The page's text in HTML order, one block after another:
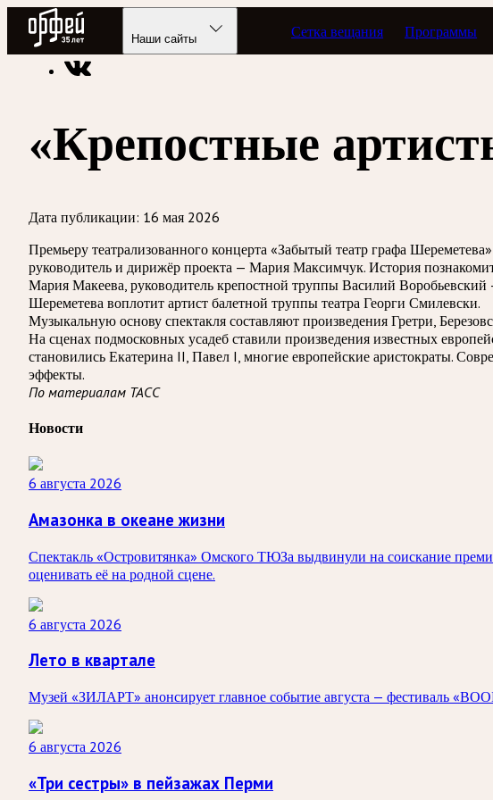
Радио Орфей
Наши сайты Сетка вещания Программы
Радио классической музыки «Орфей» Новости
«Крепостные
Дата публикации: 16 мая 2026
Премьеру театрализованного концерта «Забытый театр графа
руководитель и дирижёр проекта — Мария Максимчук. История
Мария Макеева, руководитель крепостной труппы Василий
Шереметева воплотит артист балетной труппы театра Георги Смилевски.
Музыкальную основу спектакля составляют произведения Гретри,
На сценах подмосковных усадеб ставили произведения известных
становились Екатерина II, Павел I, многие европейские аристократы.
эффекты.
По материалам ТАСС
Новости
6 августа 2026
Амазонка в океане жизни
Спектакль «Островитянка» Омского ТЮЗа выдвинули на соискание
оценивать её на родной сцене.
6 августа 2026
Лето в квартале
Музей «ЗИЛАРТ» анонсирует главное событие августа — фестиваль
6 августа 2026
«Три сестры» в пейзажах Перми